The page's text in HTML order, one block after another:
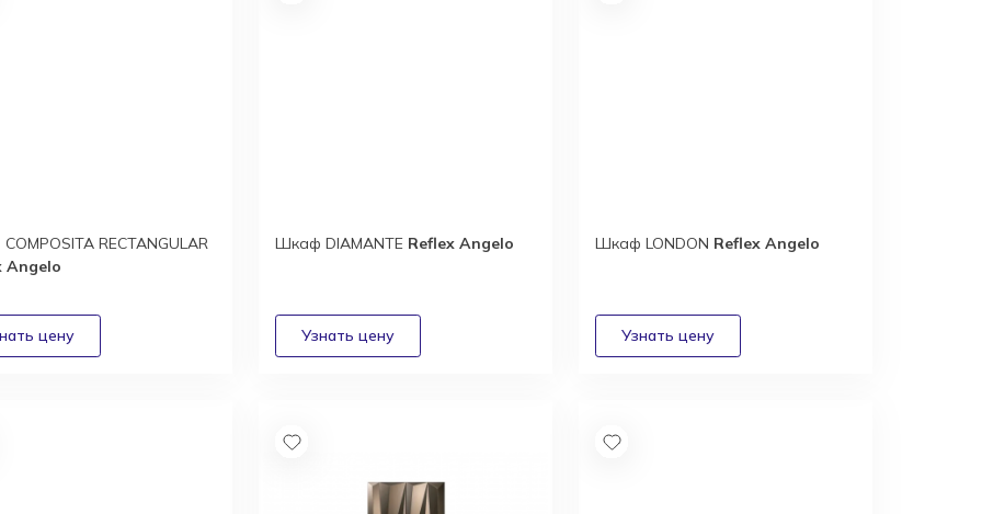
RECTANGULAR
Angelo
Шкаф DIAMANTE Reflex Angelo Шкаф LONDON Reflex Angelo